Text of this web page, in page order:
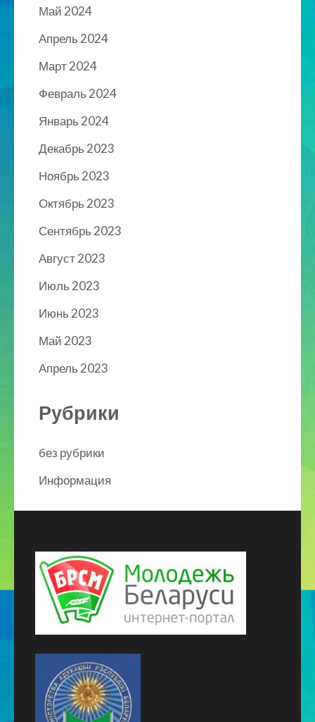
Май 2024
Апрель 2024
Март 2024
Февраль 2024
Январь 2024
Декабрь 2023
Ноябрь 2023
Октябрь 2023
Сентябрь 2023
Август 2023
Июль 2023
Июнь 2023
Май 2023
Апрель 2023
Рубрики
без рубрики
Информация